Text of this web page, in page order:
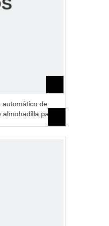
automático de
para